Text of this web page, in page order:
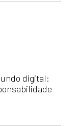
digital: